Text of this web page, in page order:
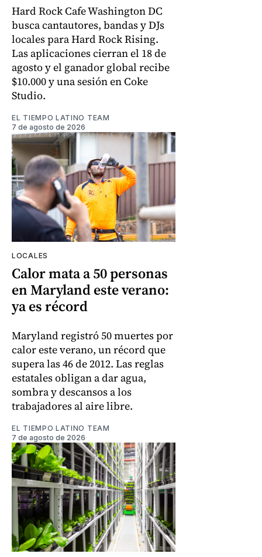
Hard Rock Cafe Washington DC
busca cantautores, bandas y DJs
locales para Hard Rock Rising.
Las aplicaciones cierran el 18 de
agosto y el ganador global recibe
$10.000 y una sesión en Coke
Studio.
EL TIEMPO LATINO TEAM
7 de agosto de 2026
LOCALES
Calor mata a 50 personas
en Maryland este verano:
ya es récord
Maryland registró 50 muertes por
calor este verano, un récord que
supera las 46 de 2012. Las reglas
estatales obligan a dar agua,
sombra y descansos a los
trabajadores al aire libre.
EL TIEMPO LATINO TEAM
7 de agosto de 2026